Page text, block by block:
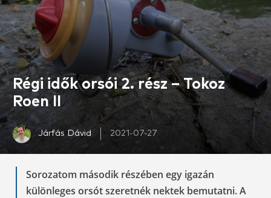
Régi idők orsói 2. rész – Tokoz
Roen II
Járfás Dávid 2021-07-27
Sorozatom második részében egy igazán
különleges orsót szeretnék nektek bemutatni. A